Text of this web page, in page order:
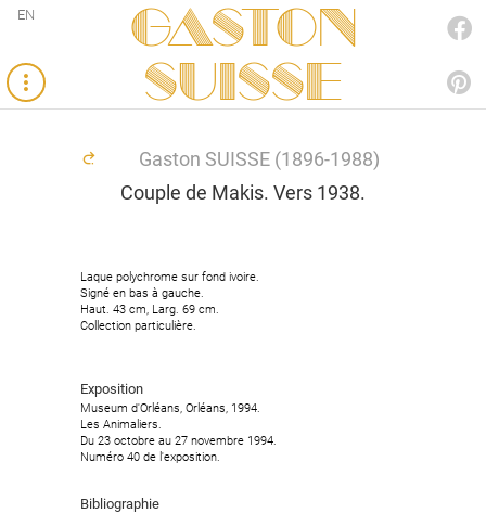
Gaston
SUISSE
EN
Gaston SUISSE (1896-1988)
Couple de Makis. Vers 1938.
Laque polychrome sur fond ivoire.
Signé en bas à gauche.
Haut. 43 cm, Larg. 69 cm.
Collection particulière.
Exposition
Museum d'Orléans, Orléans, 1994.
Les Animaliers.
Du 23 octobre au 27 novembre 1994.
Numéro 40 de l'exposition.
Bibliographie